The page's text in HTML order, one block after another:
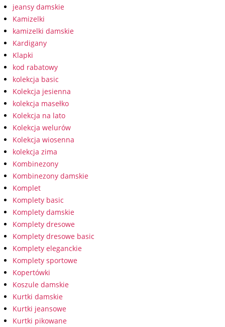
jeansy damskie
Kamizelki
kamizelki damskie
Kardigany
Klapki
kod rabatowy
kolekcja basic
Kolekcja jesienna
kolekcja masełko
Kolekcja na lato
Kolekcja welurów
Kolekcja wiosenna
kolekcja zima
Kombinezony
Kombinezony damskie
Komplet
Komplety basic
Komplety damskie
Komplety dresowe
Komplety dresowe basic
Komplety eleganckie
Komplety sportowe
Kopertówki
Koszule damskie
Kurtki damskie
Kurtki jeansowe
Kurtki pikowane